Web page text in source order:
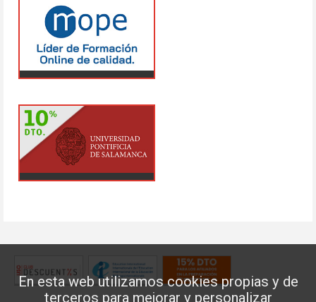
En esta web utilizamos cookies propias y de
terceros para mejorar y personalizar